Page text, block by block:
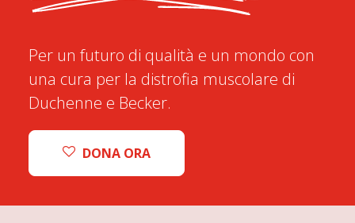
Per un futuro di qualità e un mondo con
una cura per la distrofia muscolare di
Duchenne e Becker.
DONA ORA